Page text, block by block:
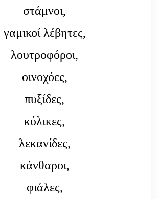
στάμνοι,
γαμικοί λέβητες,
λουτροφόροι,
οινοχόες,
πυξίδες,
κύλικες,
λεκανίδες,
κάνθαροι,
φιάλες,